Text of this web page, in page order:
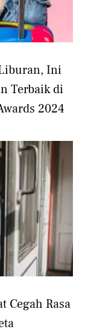
Ini
Terbaik di
2024
Cegah Rasa